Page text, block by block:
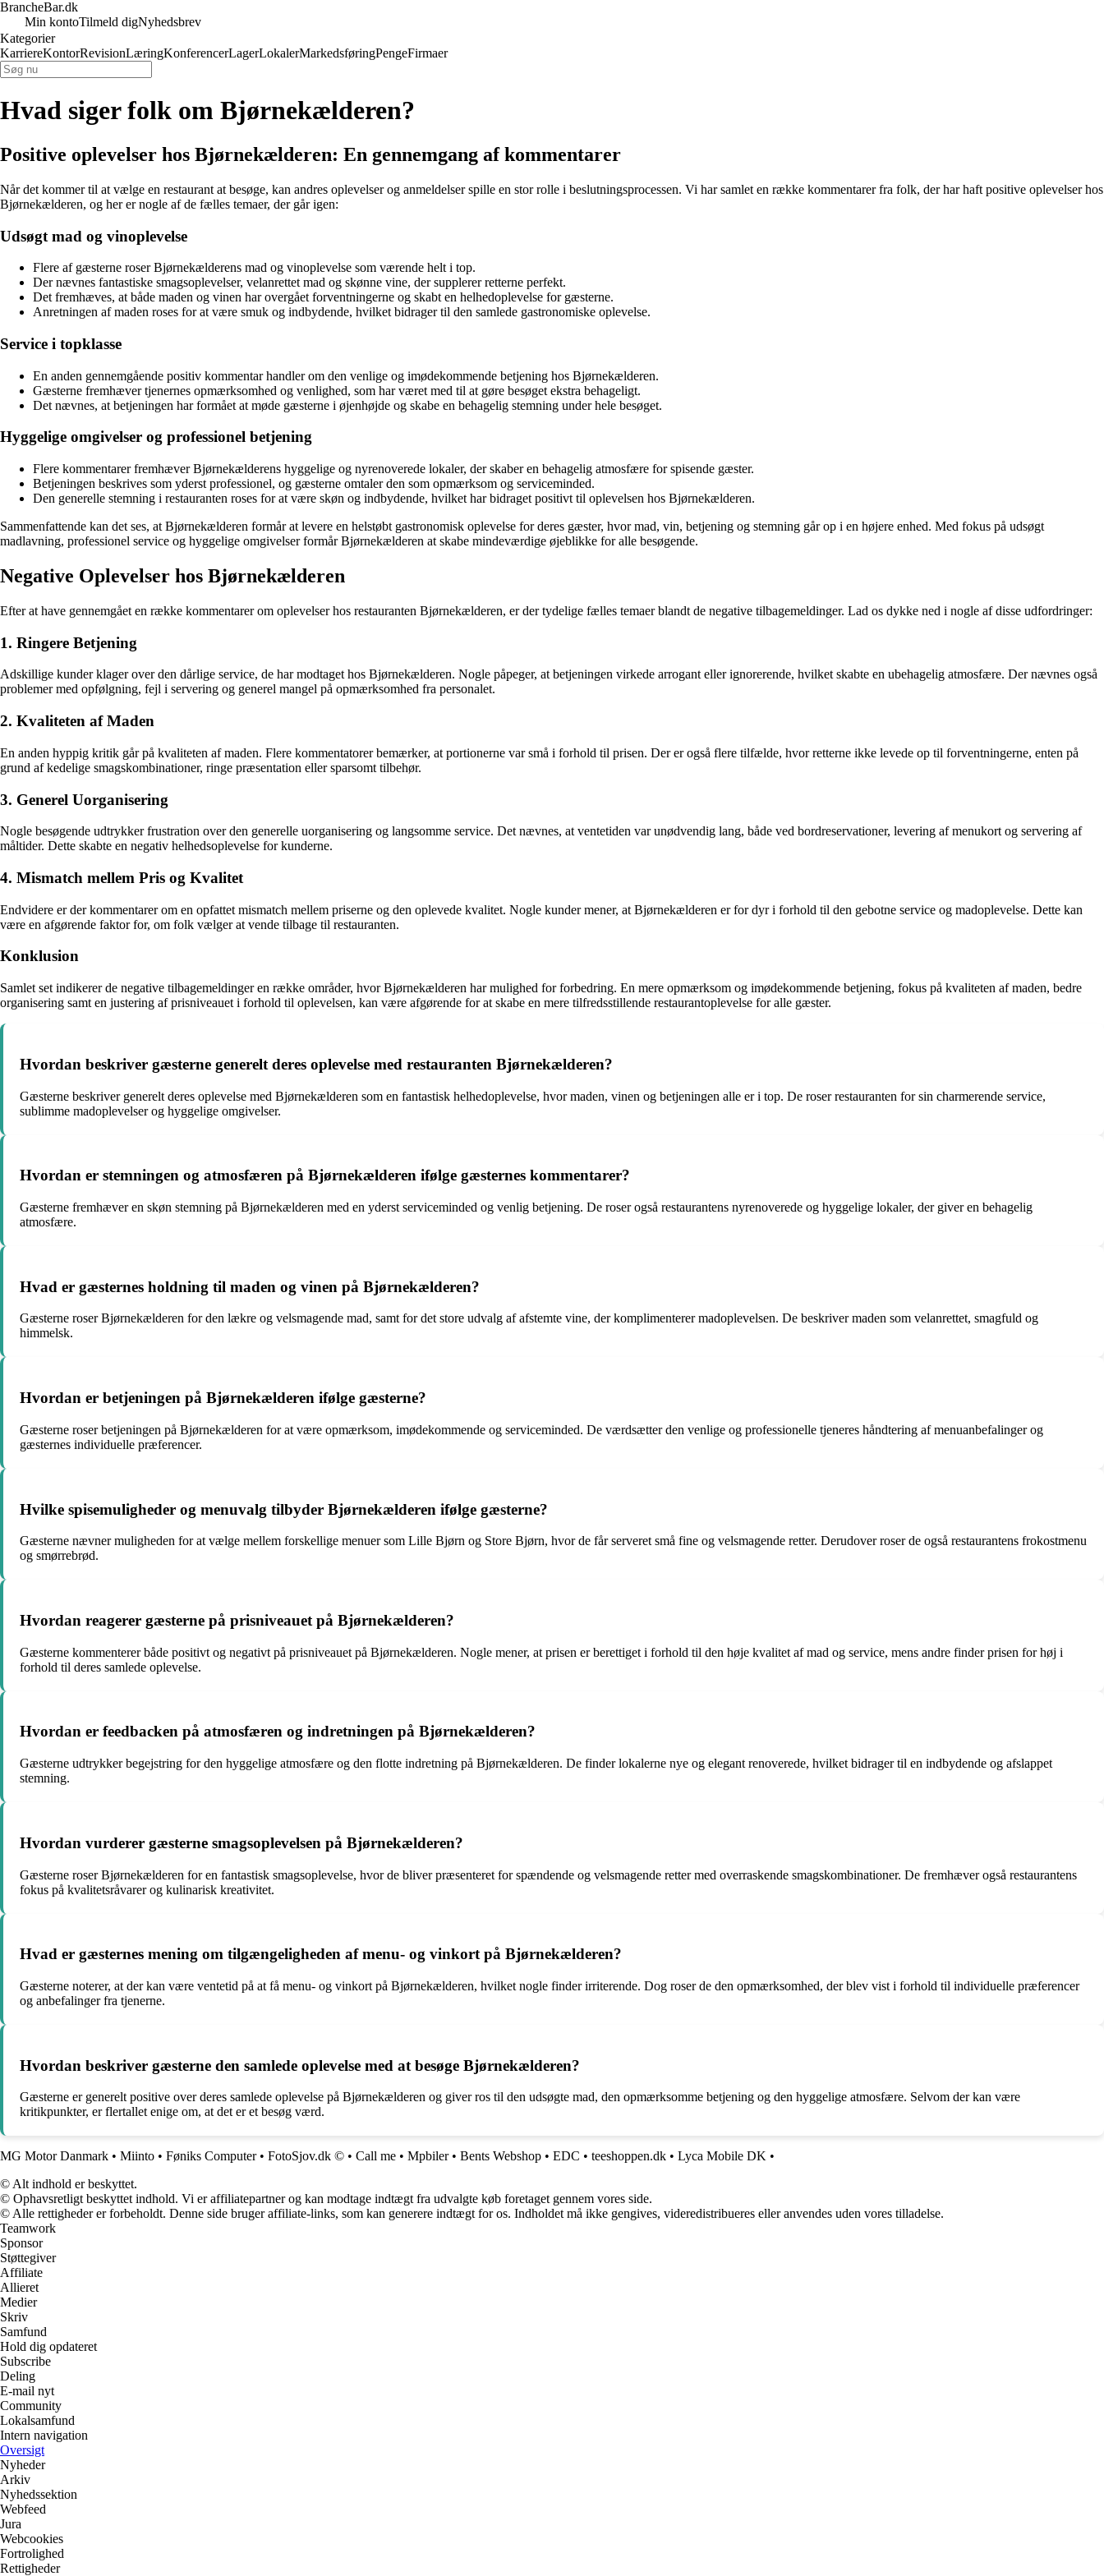
BrancheBar.dk
Min kontoTilmeld digNyhedsbrev
Kategorier
KarriereKontorRevisionLæringKonferencerLagerLokalerMarkedsføringPengeFirmaer
Hvad siger folk om Bjørnekælderen?
Positive oplevelser hos Bjørnekælderen: En gennemgang af kommentarer
Når det kommer til at vælge en restaurant at besøge, kan andres oplevelser og anmeldelser spille en stor rolle i beslutningsprocessen. Vi har samlet en række kommentarer fra folk, der har haft positive oplevelser hos
Bjørnekælderen, og her er nogle af de fælles temaer, der går igen:
Udsøgt mad og vinoplevelse
Flere af gæsterne roser Bjørnekælderens mad og vinoplevelse som værende helt i top.
Der nævnes fantastiske smagsoplevelser, velanrettet mad og skønne vine, der supplerer retterne perfekt.
Det fremhæves, at både maden og vinen har overgået forventningerne og skabt en helhedoplevelse for gæsterne.
Anretningen af maden roses for at være smuk og indbydende, hvilket bidrager til den samlede gastronomiske oplevelse.
Service i topklasse
En anden gennemgående positiv kommentar handler om den venlige og imødekommende betjening hos Bjørnekælderen.
Gæsterne fremhæver tjenernes opmærksomhed og venlighed, som har været med til at gøre besøget ekstra behageligt.
Det nævnes, at betjeningen har formået at møde gæsterne i øjenhøjde og skabe en behagelig stemning under hele besøget.
Hyggelige omgivelser og professionel betjening
Flere kommentarer fremhæver Bjørnekælderens hyggelige og nyrenoverede lokaler, der skaber en behagelig atmosfære for spisende gæster.
Betjeningen beskrives som yderst professionel, og gæsterne omtaler den som opmærksom og serviceminded.
Den generelle stemning i restauranten roses for at være skøn og indbydende, hvilket har bidraget positivt til oplevelsen hos Bjørnekælderen.
Sammenfattende kan det ses, at Bjørnekælderen formår at levere en helstøbt gastronomisk oplevelse for deres gæster, hvor mad, vin, betjening og stemning går op i en højere enhed. Med fokus på udsøgt
madlavning, professionel service og hyggelige omgivelser formår Bjørnekælderen at skabe mindeværdige øjeblikke for alle besøgende.
Negative Oplevelser hos Bjørnekælderen
Efter at have gennemgået en række kommentarer om oplevelser hos restauranten Bjørnekælderen, er der tydelige fælles temaer blandt de negative tilbagemeldinger. Lad os dykke ned i nogle af disse udfordringer:
1. Ringere Betjening
Adskillige kunder klager over den dårlige service, de har modtaget hos Bjørnekælderen. Nogle påpeger, at betjeningen virkede arrogant eller ignorerende, hvilket skabte en ubehagelig atmosfære. Der nævnes også
problemer med opfølgning, fejl i servering og generel mangel på opmærksomhed fra personalet.
2. Kvaliteten af Maden
En anden hyppig kritik går på kvaliteten af maden. Flere kommentatorer bemærker, at portionerne var små i forhold til prisen. Der er også flere tilfælde, hvor retterne ikke levede op til forventningerne, enten på
grund af kedelige smagskombinationer, ringe præsentation eller sparsomt tilbehør.
3. Generel Uorganisering
Nogle besøgende udtrykker frustration over den generelle uorganisering og langsomme service. Det nævnes, at ventetiden var unødvendig lang, både ved bordreservationer, levering af menukort og servering af
måltider. Dette skabte en negativ helhedsoplevelse for kunderne.
4. Mismatch mellem Pris og Kvalitet
Endvidere er der kommentarer om en opfattet mismatch mellem priserne og den oplevede kvalitet. Nogle kunder mener, at Bjørnekælderen er for dyr i forhold til den gebotne service og madoplevelse. Dette kan
være en afgørende faktor for, om folk vælger at vende tilbage til restauranten.
Konklusion
Samlet set indikerer de negative tilbagemeldinger en række områder, hvor Bjørnekælderen har mulighed for forbedring. En mere opmærksom og imødekommende betjening, fokus på kvaliteten af maden, bedre
organisering samt en justering af prisniveauet i forhold til oplevelsen, kan være afgørende for at skabe en mere tilfredsstillende restaurantoplevelse for alle gæster.
Hvordan beskriver gæsterne generelt deres oplevelse med restauranten Bjørnekælderen?
Gæsterne beskriver generelt deres oplevelse med Bjørnekælderen som en fantastisk helhedoplevelse, hvor maden, vinen og betjeningen alle er i top. De roser restauranten for sin charmerende service,
sublimme madoplevelser og hyggelige omgivelser.
Hvordan er stemningen og atmosfæren på Bjørnekælderen ifølge gæsternes kommentarer?
Gæsterne fremhæver en skøn stemning på Bjørnekælderen med en yderst serviceminded og venlig betjening. De roser også restaurantens nyrenoverede og hyggelige lokaler, der giver en behagelig
atmosfære.
Hvad er gæsternes holdning til maden og vinen på Bjørnekælderen?
Gæsterne roser Bjørnekælderen for den lækre og velsmagende mad, samt for det store udvalg af afstemte vine, der komplimenterer madoplevelsen. De beskriver maden som velanrettet, smagfuld og
himmelsk.
Hvordan er betjeningen på Bjørnekælderen ifølge gæsterne?
Gæsterne roser betjeningen på Bjørnekælderen for at være opmærksom, imødekommende og serviceminded. De værdsætter den venlige og professionelle tjeneres håndtering af menuanbefalinger og
gæsternes individuelle præferencer.
Hvilke spisemuligheder og menuvalg tilbyder Bjørnekælderen ifølge gæsterne?
Gæsterne nævner muligheden for at vælge mellem forskellige menuer som Lille Bjørn og Store Bjørn, hvor de får serveret små fine og velsmagende retter. Derudover roser de også restaurantens frokostmenu
og smørrebrød.
Hvordan reagerer gæsterne på prisniveauet på Bjørnekælderen?
Gæsterne kommenterer både positivt og negativt på prisniveauet på Bjørnekælderen. Nogle mener, at prisen er berettiget i forhold til den høje kvalitet af mad og service, mens andre finder prisen for høj i
forhold til deres samlede oplevelse.
Hvordan er feedbacken på atmosfæren og indretningen på Bjørnekælderen?
Gæsterne udtrykker begejstring for den hyggelige atmosfære og den flotte indretning på Bjørnekælderen. De finder lokalerne nye og elegant renoverede, hvilket bidrager til en indbydende og afslappet
stemning.
Hvordan vurderer gæsterne smagsoplevelsen på Bjørnekælderen?
Gæsterne roser Bjørnekælderen for en fantastisk smagsoplevelse, hvor de bliver præsenteret for spændende og velsmagende retter med overraskende smagskombinationer. De fremhæver også restaurantens
fokus på kvalitetsråvarer og kulinarisk kreativitet.
Hvad er gæsternes mening om tilgængeligheden af menu- og vinkort på Bjørnekælderen?
Gæsterne noterer, at der kan være ventetid på at få menu- og vinkort på Bjørnekælderen, hvilket nogle finder irriterende. Dog roser de den opmærksomhed, der blev vist i forhold til individuelle præferencer
og anbefalinger fra tjenerne.
Hvordan beskriver gæsterne den samlede oplevelse med at besøge Bjørnekælderen?
Gæsterne er generelt positive over deres samlede oplevelse på Bjørnekælderen og giver ros til den udsøgte mad, den opmærksomme betjening og den hyggelige atmosfære. Selvom der kan være
kritikpunkter, er flertallet enige om, at det er et besøg værd.
MG Motor Danmark • Miinto • Føniks Computer• FotoSjov.dk © • Call me • Mpbiler• Bents Webshop • EDC • teeshoppen.dk • Lyca Mobile DK •
© Alt indhold er beskyttet.
© Ophavsretligt beskyttet indhold. Vi er affiliatepartner og kan modtage indtægt fra udvalgte køb foretaget gennem vores side.
© Alle rettigheder er forbeholdt. Denne side bruger affiliate-links, som kan generere indtægt for os. Indholdet må ikke gengives, videredistribueres eller anvendes uden vores tilladelse.
Teamwork
Sponsor
Støttegiver
Affiliate
Allieret
Medier
Skriv
Samfund
Hold dig opdateret
Subscribe
Deling
E-mail nyt
Community
Lokalsamfund
Intern navigation
Oversigt
Nyheder
Arkiv
Nyhedssektion
Webfeed
Jura
Webcookies
Fortrolighed
Rettigheder